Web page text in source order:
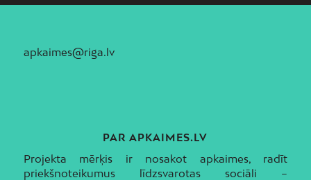
apkaimes@riga.lv
PAR APKAIMES.LV
Projekta mērķis ir nosakot apkaimes, radīt
priekšnoteikumus līdzsvarotas sociāli –